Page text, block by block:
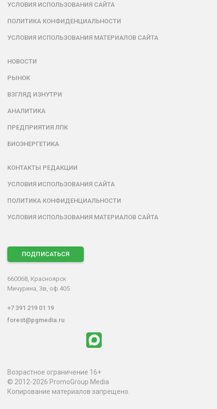
УСЛОВИЯ ИСПОЛЬЗОВАНИЯ САЙТА
ПОЛИТИКА КОНФИДЕНЦИАЛЬНОСТИ
УСЛОВИЯ ИСПОЛЬЗОВАНИЯ МАТЕРИАЛОВ САЙТА
НОВОСТИ
РЫНОК
ВЗГЛЯД ИЗНУТРИ
АНАЛИТИКА
ПРЕДПРИЯТИЯ ЛПК
БИОЭНЕРГЕТИКА
КОНТАКТЫ РЕДАКЦИИ
УСЛОВИЯ ИСПОЛЬЗОВАНИЯ САЙТА
ПОЛИТИКА КОНФИДЕНЦИАЛЬНОСТИ
УСЛОВИЯ ИСПОЛЬЗОВАНИЯ МАТЕРИАЛОВ САЙТА
ПОДПИСАТЬСЯ
660068, Красноярск
Мичурина, 3в, оф.405
+7 391 219 01 19
forest@pgmedia.ru
Возрастное ограничение 16+
© 2012-2026 PromoGroup Media
Копирование материалов запрещено.